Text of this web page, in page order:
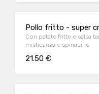
Pollo fritto - super
Con patate fritte e salsa
misticanza e spinacino
21.50 €